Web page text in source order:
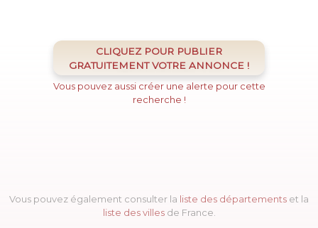
CLIQUEZ POUR PUBLIER
GRATUITEMENT VOTRE ANNONCE !
Vous pouvez aussi créer une alerte pour cette
recherche !
Vous pouvez également consulter la liste des départements et la
liste des villesde France.